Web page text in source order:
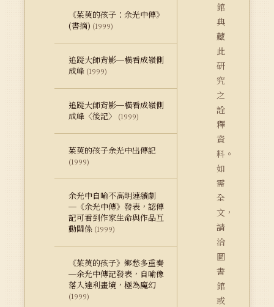
《茱萸的孩子：余光中傳》
(書摘) (1999)
追踨大師背影─橫看成嶺側
成峰 (1999)
追踨大師背影─橫看成嶺側
成峰〈後記〉
(1999)
茱萸的孩子余光中出傳記
(1999)
余光中自喻不高明連續劇
─《余光中傳》發表，認傳
記可看到作家生命與作品互
動關係 (1999)
《茱萸的孩子》鄉愁多重奏
─余光中傳記發表，自喻像
落入達利畫境，極為魔幻
(1999)
館
典
藏
此
研
究
之
詮
釋
資
料。
如
需
全
文，
請
洽
圖
書
館
或